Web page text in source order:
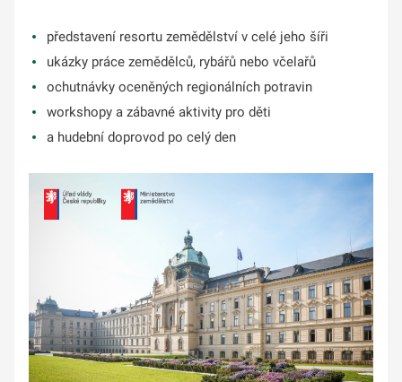
představení resortu zemědělství v celé jeho šíři
ukázky práce zemědělců, rybářů nebo včelařů
ochutnávky oceněných regionálních potravin
workshopy a zábavné aktivity pro děti
a hudební doprovod po celý den